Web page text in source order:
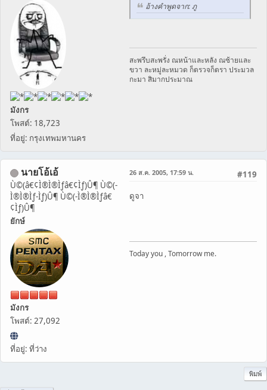
มังกร
โพสต์: 18,723
ที่อยู่: กรุงเทพมหานคร
อ้างคำพูดจาก: ภู
สะพรึบสะพรั่ง ณหน้าและหลัง ณซ้ายและ
ขวา ละหมู่ละหมวด ก็ตรวจก็ตรา ประมวล
กะมา สิมากประมาณ
นายโอ้เอ้
Ù©(â€¢Ì®Ì®Ìƒâ€¢Ìƒ)Û¶ Ù©(-
Ì®Ì®Ìƒ-Ìƒ)Û¶ Ù©(-Ì®Ì®Ìƒâ€
¢Ìƒ)Û¶
ยักษ์
มังกร
โพสต์: 27,092
ที่อยู่: ที่ว่าง
#119
26 ส.ค. 2005, 17:59 น.
ดูจา
Today you , Tomorrow me.
พิมพ์